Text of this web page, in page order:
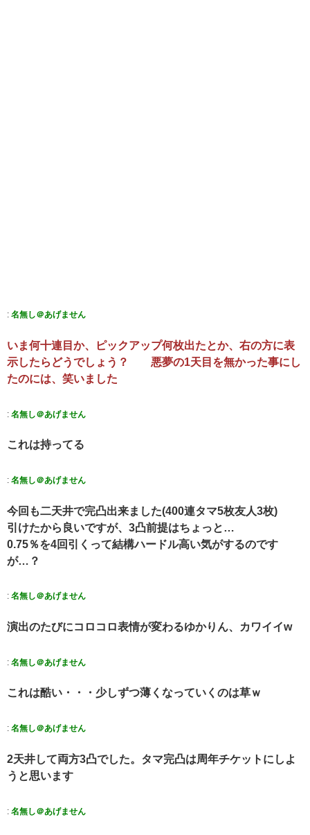
: 名無し＠あげません
いま何十連目か、ピックアップ何枚出たとか、右の方に表
示したらどうでしょう？ 悪夢の1天目を無かった事にし
たのには、笑いました
: 名無し＠あげません
これは持ってる
: 名無し＠あげません
今回も二天井で完凸出来ました(400連タマ5枚友人3枚)
引けたから良いですが、3凸前提はちょっと…
0.75％を4回引くって結構ハードル高い気がするのです
が…？
: 名無し＠あげません
演出のたびにコロコロ表情が変わるゆかりん、カワイイw
: 名無し＠あげません
これは酷い・・・少しずつ薄くなっていくのは草ｗ
: 名無し＠あげません
2天井して両方3凸でした。タマ完凸は周年チケットにしよ
うと思います
: 名無し＠あげません